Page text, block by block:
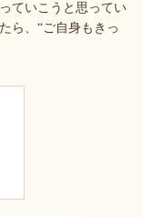
ていこうと思ってい
ら、“ご自身もきっ